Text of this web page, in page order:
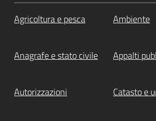
Agricoltura e pesca Ambiente
Anagrafe e stato civile Appalti
Autorizzazioni Catasto e